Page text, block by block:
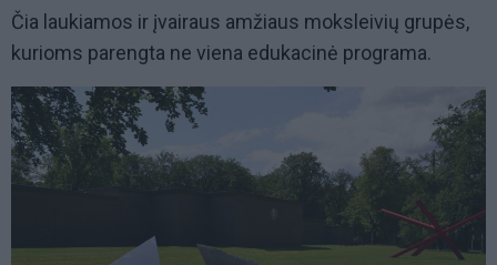
Čia laukiamos ir įvairaus amžiaus moksleivių grupės,
kurioms parengta ne viena edukacinė programa.